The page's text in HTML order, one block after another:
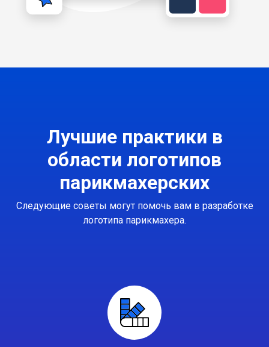
Лучшие практики в
области логотипов
парикмахерских
Следующие советы могут помочь вам в разработке
логотипа парикмахера.